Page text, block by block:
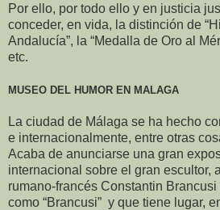
Por ello, por todo ello y en justicia
conceder, en vida, la distinción de
Andalucía”, la “Medalla de Oro al
etc.
MUSEO DEL HUMOR EN MALAGA
La ciudad de Málaga se ha hecho
e internacionalmente, entre otras
Acaba de anunciarse una gran
internacional sobre el gran escultor,
rumano-francés Constantin
como “Brancusi” y que tiene lugar,